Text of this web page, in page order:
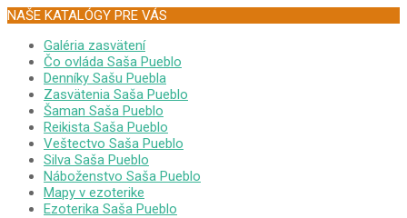
NAŠE KATALÓGY PRE VÁS
Galéria zasvätení
Čo ovláda Saša Pueblo
Denníky Sašu Puebla
Zasvätenia Saša Pueblo
Šaman Saša Pueblo
Reikista Saša Pueblo
Veštectvo Saša Pueblo
Silva Saša Pueblo
Náboženstvo Saša Pueblo
Mapy v ezoterike
Ezoterika Saša Pueblo